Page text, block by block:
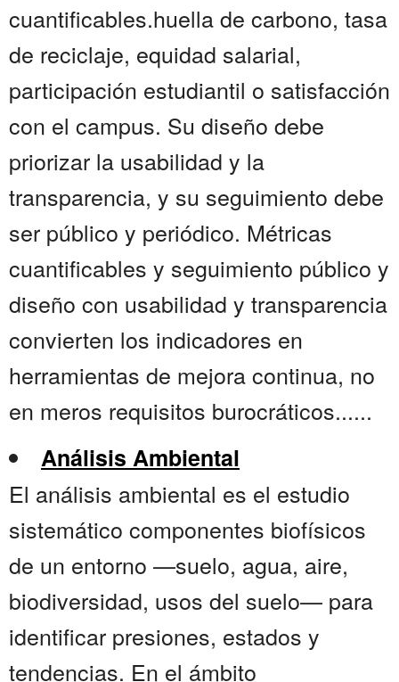
cuantificables.huella de carbono, tasa
de reciclaje, equidad salarial,
participación estudiantil o satisfacción
con el campus. Su diseño debe
priorizar la usabilidad y la
transparencia, y su seguimiento debe
ser público y periódico. Métricas
cuantificables y seguimiento público y
diseño con usabilidad y transparencia
convierten los indicadores en
herramientas de mejora continua, no
en meros requisitos burocráticos......
Análisis Ambiental
El análisis ambiental es el estudio
sistemático componentes biofísicos
de un entorno —suelo, agua, aire,
biodiversidad, usos del suelo— para
identificar presiones, estados y
tendencias. En el ámbito